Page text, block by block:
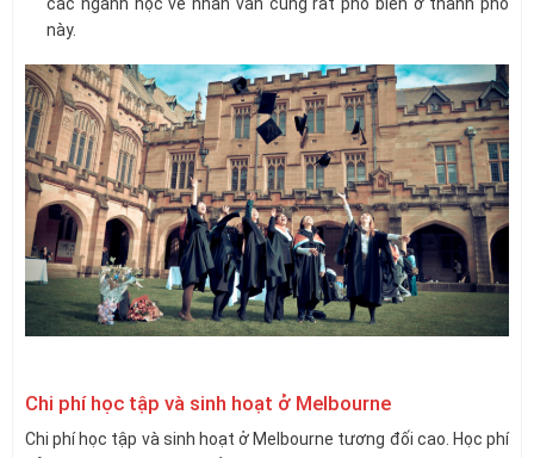
này.
Chi phí học tập và sinh hoạt ở Melbourne
Chi phí học tập và sinh hoạt ở Melbourne tương đối cao. Học phí